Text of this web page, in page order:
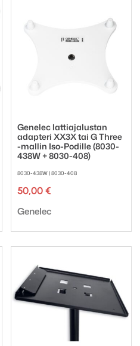
Genelec lattiajalustan
adapteri XX3X tai G Three
-mallin Iso-Podille (8030-
438W + 8030-408)
8030-438W | 8030-408
50,00 €
Tuotemerkki:
Genelec